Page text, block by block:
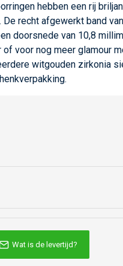
hebben een rij
recht afgewerkt band
doorsnede van 10,8
voor nog meer glamour
witgouden zirkonia
Wat is de levertijd?